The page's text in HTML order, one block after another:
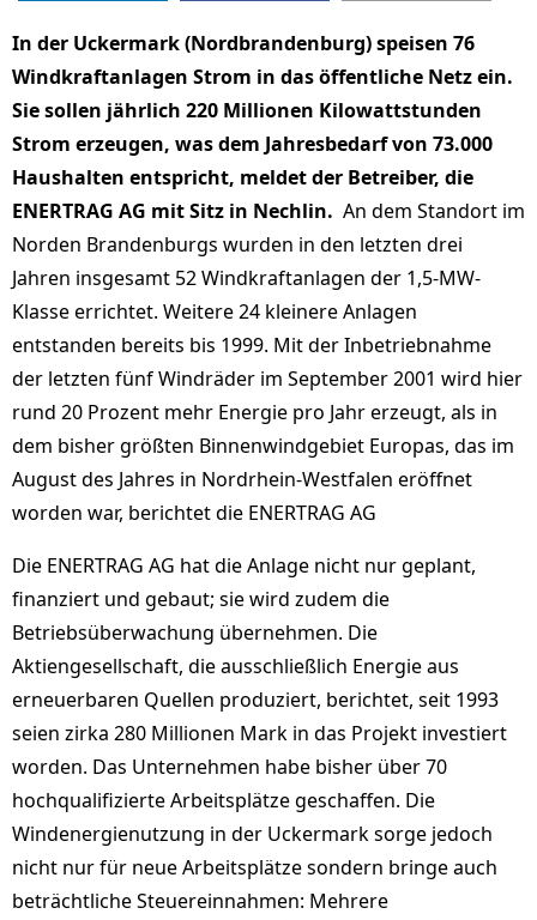
In der Uckermark (Nordbrandenburg) speisen 76
Windkraftanlagen Strom in das öffentliche Netz ein.
Sie sollen jährlich 220 Millionen Kilowattstunden
Strom erzeugen, was dem Jahresbedarf von 73.000
Haushalten entspricht, meldet der Betreiber, die
ENERTRAG AG mit Sitz in Nechlin. An dem Standort im
Norden Brandenburgs wurden in den letzten drei
Jahren insgesamt 52 Windkraftanlagen der 1,5-MW-
Klasse errichtet. Weitere 24 kleinere Anlagen
entstanden bereits bis 1999. Mit der Inbetriebnahme
der letzten fünf Windräder im September 2001 wird hier
rund 20 Prozent mehr Energie pro Jahr erzeugt, als in
dem bisher größten Binnenwindgebiet Europas, das im
August des Jahres in Nordrhein-Westfalen eröffnet
worden war, berichtet die ENERTRAG AG
Die ENERTRAG AG hat die Anlage nicht nur geplant,
finanziert und gebaut; sie wird zudem die
Betriebsüberwachung übernehmen. Die
Aktiengesellschaft, die ausschließlich Energie aus
erneuerbaren Quellen produziert, berichtet, seit 1993
seien zirka 280 Millionen Mark in das Projekt investiert
worden. Das Unternehmen habe bisher über 70
hochqualifizierte Arbeitsplätze geschaffen. Die
Windenergienutzung in der Uckermark sorge jedoch
nicht nur für neue Arbeitsplätze sondern bringe auch
beträchtliche Steuereinnahmen: Mehrere